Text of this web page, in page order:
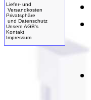
Liefer- und
Versandkosten
Privatsphäre
und Datenschutz
Unsere AGB's
Kontakt
Impressum